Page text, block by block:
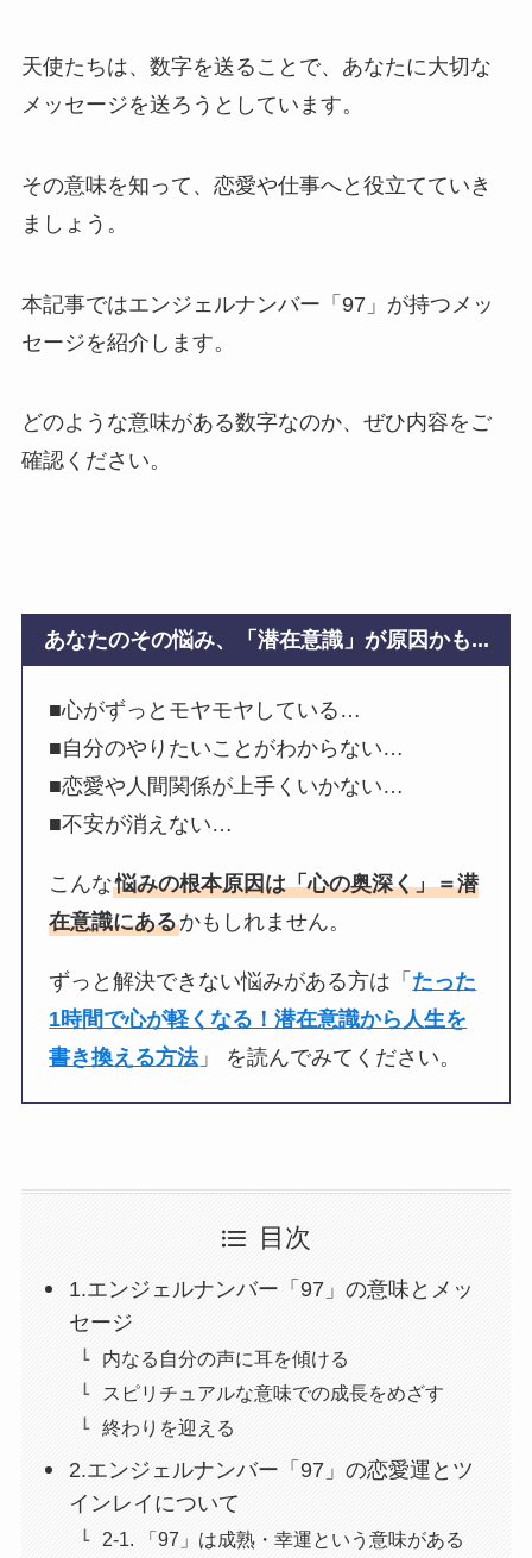
天使たちは、数字を送ることで、あなたに大切な
メッセージを送ろうとしています。
その意味を知って、恋愛や仕事へと役立てていき
ましょう。
本記事ではエンジェルナンバー「97」が持つメッ
セージを紹介します。
どのような意味がある数字なのか、ぜひ内容をご
確認ください。
あなたのその悩み、「潜在意識」が原因かも...
■心がずっとモヤモヤしている…
■自分のやりたいことがわからない…
■恋愛や人間関係が上手くいかない…
■不安が消えない…
こんな悩みの根本原因は「心の奥深く」＝潜
在意識にあるかもしれません。
ずっと解決できない悩みがある方は「 たった
1時間で心が軽くなる！潜在意識から人生を
書き換える方法」 を読んでみてください。
目次
1.エンジェルナンバー「97」の意味とメッ
セージ
内なる自分の声に耳を傾ける
スピリチュアルな意味での成長をめざす
終わりを迎える
2.エンジェルナンバー「97」の恋愛運とツ
インレイについて
2-1. 「97」は成熟・幸運という意味がある